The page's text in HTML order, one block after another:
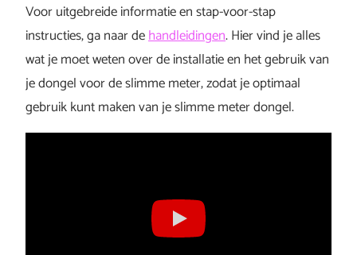
Voor uitgebreide informatie en stap-voor-stap
instructies, ga naar dehandleidingen. Hier vind je alles
wat je moet weten over de installatie en het gebruik van
je dongel voor de slimme meter, zodat je optimaal
gebruik kunt maken van je slimme meter dongel.